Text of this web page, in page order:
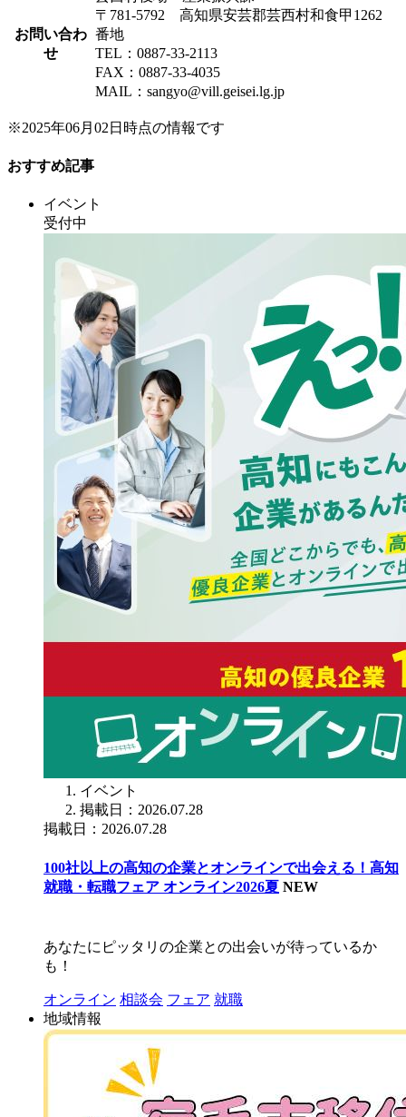
お問い合わ
せ
〒781-5792 高知県安芸郡芸西村和食甲1262
番地
TEL：0887-33-2113
FAX：0887-33-4035
MAIL：sangyo@vill.geisei.lg.jp
※2025年06月02日時点の情報です
おすすめ記事
イベント
受付中
イベント
掲載日：2026.07.28
掲載日：2026.07.28
100社以上の高知の企業とオンラインで出会える！高知
就職・転職フェア オンライン2026夏 NEW
あなたにピッタリの企業との出会いが待っているか
も！
オンライン 相談会 フェア 就職
地域情報